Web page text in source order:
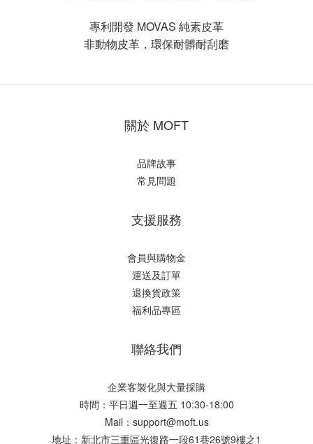
專利開發 MOVAS 純素皮革
非動物皮革，環保耐髒耐刮磨
關於 MOFT
品牌故事
常見問題
支援服務
會員與購物金
運送及訂單
退換貨政策
福利品專區
聯絡我們
企業客製化與大量採購
時間：平日週一至週五 10:30-18:00
Mail：support@moft.us
地址：新北市三重區光復路一段61巷26號9樓之1